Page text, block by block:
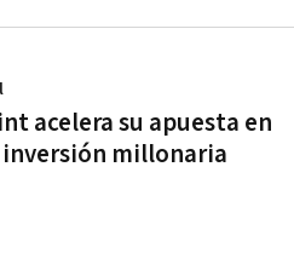
acelera su apuesta en
inversión millonaria